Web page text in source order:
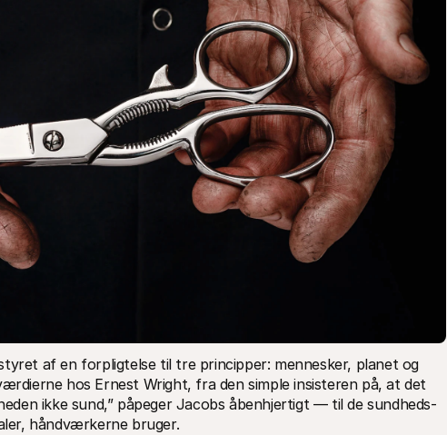
af en forpligtelse til tre principper: mennesker, planet og
hos Ernest Wright, fra den simple insisteren på, at det
ikke sund,” påpeger Jacobs åbenhjertigt — til de sundheds-
håndværkerne bruger.